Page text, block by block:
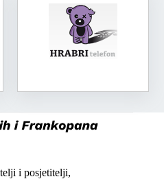
i posjetitelji,